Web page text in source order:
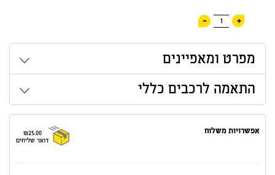
+
1
-
מפרט ומאפיינים
התאמה לרכבים כללי
אפשרויות משלוח
₪25.00
דואר שליחים